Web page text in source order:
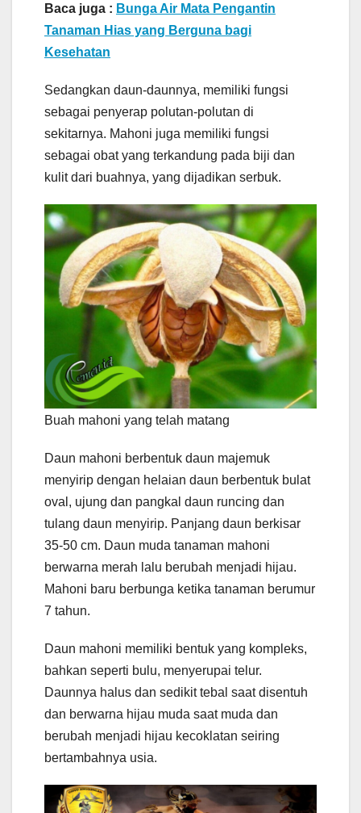
Baca juga : Bunga Air Mata Pengantin
Tanaman Hias yang Berguna bagi
Kesehatan
Sedangkan daun-daunnya, memiliki fungsi
sebagai penyerap polutan-polutan di
sekitarnya. Mahoni juga memiliki fungsi
sebagai obat yang terkandung pada biji dan
kulit dari buahnya, yang dijadikan serbuk.
Buah mahoni yang telah matang
Daun mahoni berbentuk daun majemuk
menyirip dengan helaian daun berbentuk bulat
oval, ujung dan pangkal daun runcing dan
tulang daun menyirip. Panjang daun berkisar
35-50 cm. Daun muda tanaman mahoni
berwarna merah lalu berubah menjadi hijau.
Mahoni baru berbunga ketika tanaman berumur
7 tahun.
Daun mahoni memiliki bentuk yang kompleks,
bahkan seperti bulu, menyerupai telur.
Daunnya halus dan sedikit tebal saat disentuh
dan berwarna hijau muda saat muda dan
berubah menjadi hijau kecoklatan seiring
bertambahnya usia.